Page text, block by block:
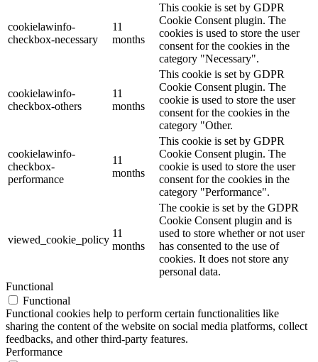
cookielawinfo-
checkbox-necessary
11
months
This cookie is set by GDPR
Cookie Consent plugin. The
cookies is used to store the user
consent for the cookies in the
category "Necessary".
cookielawinfo-
checkbox-others
11
months
This cookie is set by GDPR
Cookie Consent plugin. The
cookie is used to store the user
consent for the cookies in the
category "Other.
cookielawinfo-
checkbox-
performance
11
months
This cookie is set by GDPR
Cookie Consent plugin. The
cookie is used to store the user
consent for the cookies in the
category "Performance".
viewed_cookie_policy
11
months
The cookie is set by the GDPR
Cookie Consent plugin and is
used to store whether or not user
has consented to the use of
cookies. It does not store any
personal data.
Functional
Functional
Functional cookies help to perform certain functionalities like
sharing the content of the website on social media platforms, collect
feedbacks, and other third-party features.
Performance